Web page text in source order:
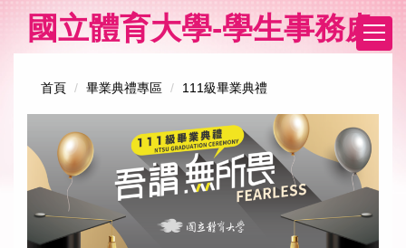
主
國立體育大學-學生事務處
首頁 畢業典禮專區 111級畢業典禮